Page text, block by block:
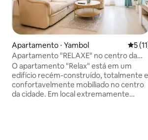
Apartamento ⋅ Yambol 5 de
5
Apartamento "RELAXE" no centro da
cidade
O apartamento "Relax" está em um
edifício recém-construído, totalmente e
confortavelmente mobiliado no centro
da cidade. Em local extremamente